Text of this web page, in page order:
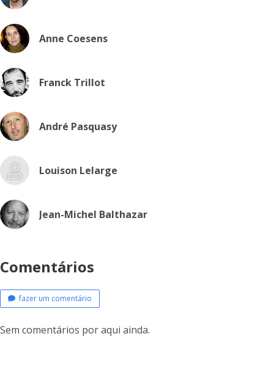
Anne Coesens
Franck Trillot
André Pasquasy
Louison Lelarge
Jean-Michel Balthazar
Comentários
fazer um comentário
Sem comentários por aqui ainda.